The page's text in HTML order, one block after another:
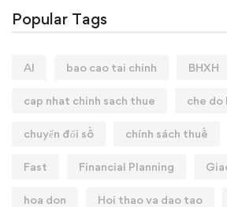
Popular Tags
AI bao cao tai chinh BHXH
cap nhat chinh sach thue che do
chuyển đổi số chính sách thuế
Fast Financial Planning
hoa don Hoi thao va dao tao